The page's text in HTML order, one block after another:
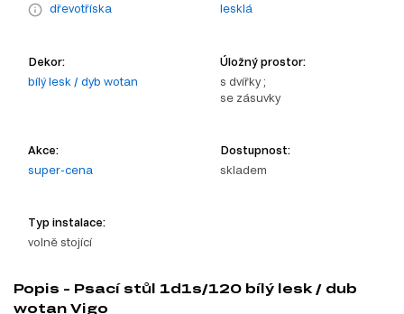
dřevotříska
lesklá
Dekor:
bílý lesk / dyb wotan
Úložný prostor:
s dvířky ;
se zásuvky
Akce:
super-cena
Dostupnost:
skladem
Typ instalace:
volně stojící
Popis - Psací stůl 1d1s/120 bílý lesk / dub
wotan Vigo